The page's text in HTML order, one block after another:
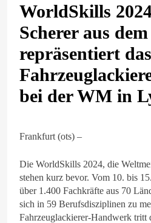
WorldSkills
Scherer aus
repräsentiert
bei der WM in
Frankfurt (ots) –
Die WorldSkills 2024, die
stehen kurz bevor. Vom 10. bis
über 1.400 Fachkräfte aus 70
sich in 59 Berufsdisziplinen zu
Fahrzeuglackierer-Handwerk tritt